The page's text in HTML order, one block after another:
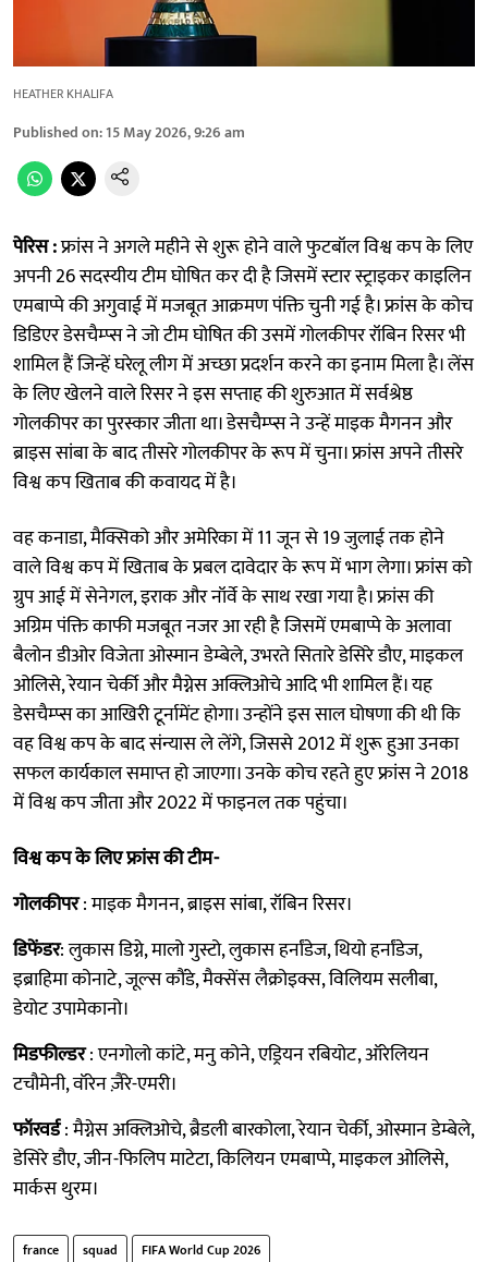
HEATHER KHALIFA
Published on:15 May 2026, 9:26 am
पेरिस :फ्रांस ने अगले महीने से शुरू होने वाले फुटबॉल विश्व कप के लिए
अपनी 26 सदस्यीय टीम घोषित कर दी है जिसमें स्टार स्ट्राइकर काइलिन
एमबाप्पे की अगुवाई में मजबूत आक्रमण पंक्ति चुनी गई है। फ्रांस के कोच
डिडिएर डेसचैम्प्स ने जो टीम घोषित की उसमें गोलकीपर रॉबिन रिसर भी
शामिल हैं जिन्हें घरेलू लीग में अच्छा प्रदर्शन करने का इनाम मिला है। लेंस
के लिए खेलने वाले रिसर ने इस सप्ताह की शुरुआत में सर्वश्रेष्ठ
गोलकीपर का पुरस्कार जीता था। डेसचैम्प्स ने उन्हें माइक मैगनन और
ब्राइस सांबा के बाद तीसरे गोलकीपर के रूप में चुना। फ्रांस अपने तीसरे
विश्व कप खिताब की कवायद में है।
वह कनाडा, मैक्सिको और अमेरिका में 11 जून से 19 जुलाई तक होने
वाले विश्व कप में खिताब के प्रबल दावेदार के रूप में भाग लेगा। फ्रांस को
ग्रुप आई में सेनेगल, इराक और नॉर्वे के साथ रखा गया है। फ्रांस की
अग्रिम पंक्ति काफी मजबूत नजर आ रही है जिसमें एमबाप्पे के अलावा
बैलोन डीओर विजेता ओस्मान डेम्बेले, उभरते सितारे डेसिरे डौए, माइकल
ओलिसे, रेयान चेर्की और मैग्नेस अक्लिओचे आदि भी शामिल हैं। यह
डेसचैम्प्स का आखिरी टूर्नामेंट होगा। उन्होंने इस साल घोषणा की थी कि
वह विश्व कप के बाद संन्यास ले लेंगे, जिससे 2012 में शुरू हुआ उनका
सफल कार्यकाल समाप्त हो जाएगा। उनके कोच रहते हुए फ्रांस ने 2018
में विश्व कप जीता और 2022 में फाइनल तक पहुंचा।
विश्व कप के लिए फ्रांस की टीम-
गोलकीपर: माइक मैगनन, ब्राइस सांबा, रॉबिन रिसर।
डिफेंडर: लुकास डिग्ने, मालो गुस्टो, लुकास हर्नांडेज, थियो हर्नांडेज,
इब्राहिमा कोनाटे, जूल्स कौंडे, मैक्सेंस लैक्रोइक्स, विलियम सलीबा,
डेयोट उपामेकानो।
मिडफील्डर: एनगोलो कांटे, मनु कोने, एड्रियन रबियोट, ऑरेलियन
टचौमेनी, वॉरेन ज़ैरे-एमरी।
फॉरवर्ड: मैग्नेस अक्लिओचे, ब्रैडली बारकोला, रेयान चेर्की, ओस्मान डेम्बेले,
डेसिरे डौए, जीन-फिलिप माटेटा, किलियन एमबाप्पे, माइकल ओलिसे,
मार्कस थुरम।
france squad FIFA World Cup 2026